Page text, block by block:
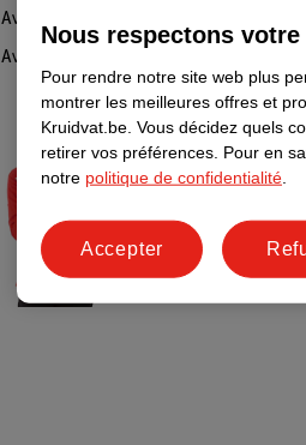
Avis de sécurité
Avis
Nous respectons
Pour rendre notre site web plus
montrer les meilleures offres et
Kruidvat.be. Vous décidez quels
retirer vos préférences. Pour en
notre politique de confidentialité
Accepter